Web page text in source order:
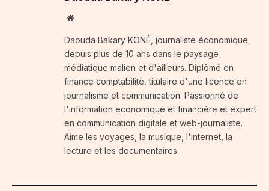
Website
Daouda Bakary KONÉ, journaliste économique,
depuis plus de 10 ans dans le paysage
médiatique malien et d'ailleurs. Diplômé en
finance comptabilité, titulaire d'une licence en
journalisme et communication. Passionné de
l'information economique et financière et expert
en communication digitale et web-journaliste.
Aime les voyages, la musique, l'internet, la
lecture et les documentaires.